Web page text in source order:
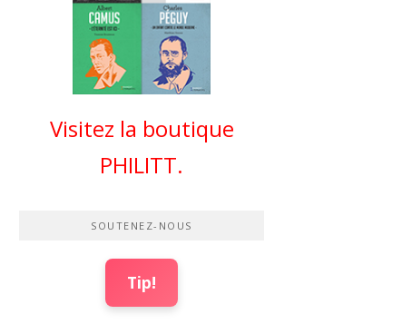
Visitez la boutique
PHILITT.
SOUTENEZ-NOUS
Tip!